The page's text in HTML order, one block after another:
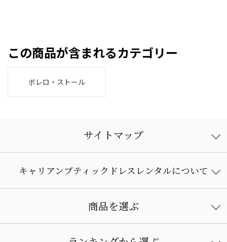
この商品が含まれるカテゴリー
ボレロ・ストール
サイトマップ
キャリアンブティックドレスレンタルについて
商品を選ぶ